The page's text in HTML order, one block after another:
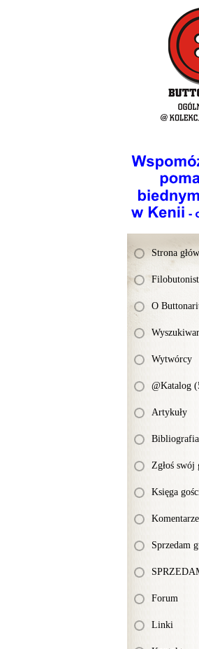
Strona
O
Wytwórcy
@Katalog
Artykuły
Bibliografia
Zgłoś swój
Księga
Komentarze
Sprzedam
Forum
Linki